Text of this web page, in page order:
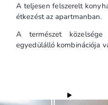
A teljesen felszerelt
étkezést az apartmanban.
A természet
egyedülálló kombinációja